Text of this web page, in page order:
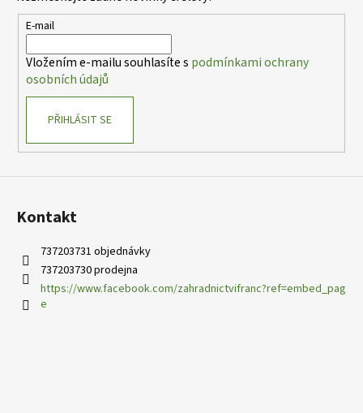
E-mail
Vložením e-mailu souhlasíte s podmínkami ochrany
osobních údajů
PŘIHLÁSIT SE
Kontakt
737203731 objednávky
737203730 prodejna
https://www.facebook.com/zahradnictvifranc?ref=embed_pag
e